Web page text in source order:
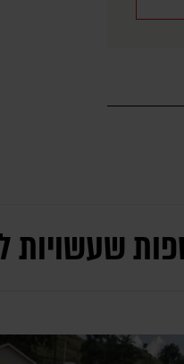
שעשויות